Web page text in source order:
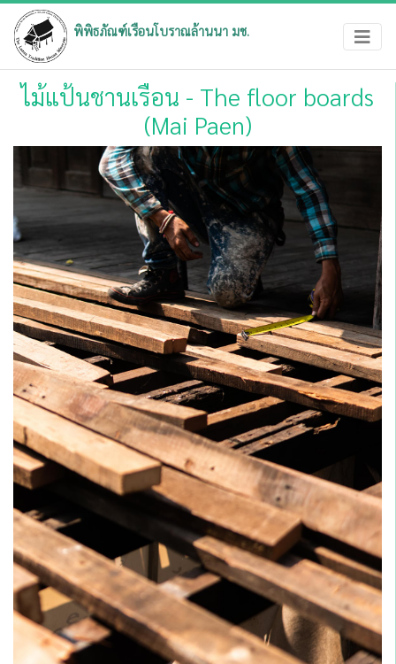
พิพิธภัณฑ์เรือนโบราณล้านนา มช.
ไม้แป้นชานเรือน - The floor boards
(Mai Paen)
บทความเป็นประโยชน์ต่อท่าน ×
ให้คะแนนบทความนี้โดยการคลิกที่รูปดาว
มากที่สุด = 5 ดาว
คลิกที่ดาวเพื่อให้คะแนน